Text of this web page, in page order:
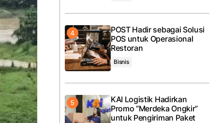
POST Hadir sebagai Solusi
POS untuk Operasional
Restoran
Bisnis
KAI Logistik Hadirkan
Promo “Merdeka Ongkir”
untuk Pengiriman Paket